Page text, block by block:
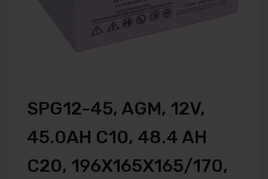
SPG12-45, AGM, 12V,
45.0AH C10, 48.4 AH
C20, 196X165X165/170,